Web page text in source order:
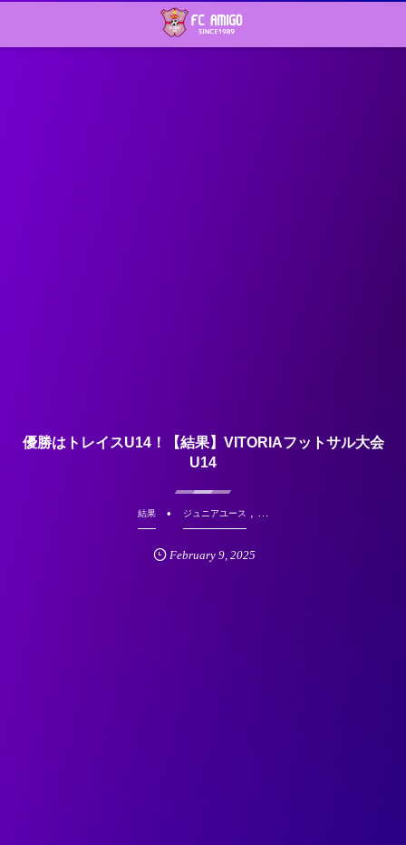
優勝はトレイスU14！【結果】VITORIAフットサル大会
U14
結果 ジュニアユース , …
February 9,2025